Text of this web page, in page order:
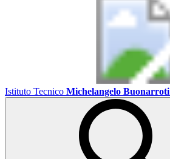
Istituto Tecnico Michelangelo Buonarroti